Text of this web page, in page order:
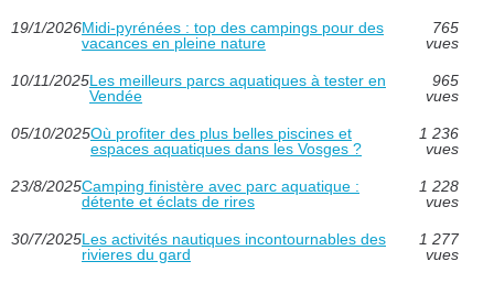
19/1/2026Midi-pyrénées : top des campings pour des
vacances en pleine nature
765
vues
10/11/2025Les meilleurs parcs aquatiques à tester en
Vendée
965
vues
05/10/2025Où profiter des plus belles piscines et
espaces aquatiques dans les Vosges ?
1 236
vues
23/8/2025Camping finistère avec parc aquatique :
détente et éclats de rires
1 228
vues
30/7/2025Les activités nautiques incontournables des
rivieres du gard
1 277
vues